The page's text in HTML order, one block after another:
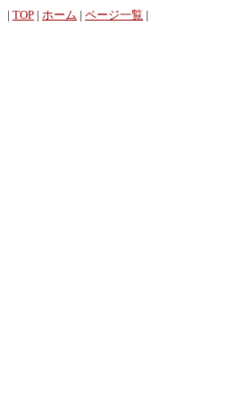
| TOP | ホーム | ページ一覧 |